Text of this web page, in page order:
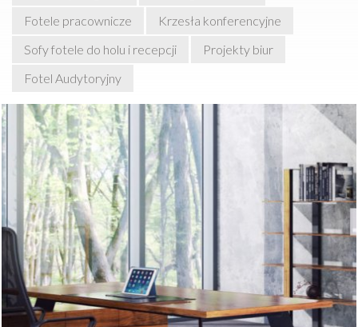
Fotele pracownicze
Krzesła konferencyjne
Sofy fotele do holu i recepcji
Projekty biur
Fotel Audytoryjny
Meble biurowe z systemu VIPA przeznaczone są głównie
do wyposażania gabinetów. Dzięki połączeniu prostoty
formy i wysokiej klasy materiałów meble te zachwycają
niepowtarzalnym stylem. Możliwość zastosowania kilku
rodzajów oklein naturalnych nadaje meblom z gabinetu
WIP A unikalny charakter. Ponadto zarówno noga biurka
jak i kontener podporowy wykonane są ze stali z